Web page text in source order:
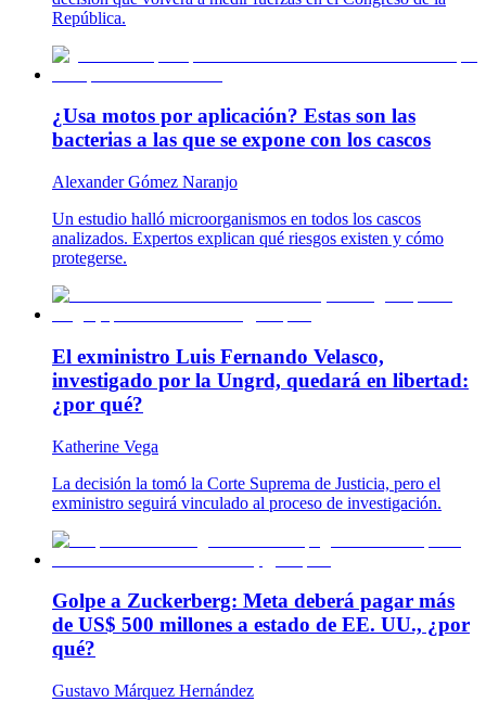
República.
¿Usa motos por aplicación? Estas son las
bacterias a las que se expone con los cascos
Alexander Gómez Naranjo
Un estudio halló microorganismos en todos los cascos
analizados. Expertos explican qué riesgos existen y cómo
protegerse.
El exministro Luis Fernando Velasco,
investigado por la Ungrd, quedará en libertad:
¿por qué?
Katherine Vega
La decisión la tomó la Corte Suprema de Justicia, pero el
exministro seguirá vinculado al proceso de investigación.
Golpe a Zuckerberg: Meta deberá pagar más
de US$ 500 millones a estado de EE. UU., ¿por
qué?
Gustavo Márquez Hernández